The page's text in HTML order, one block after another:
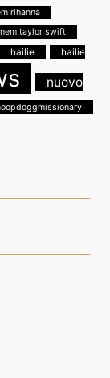
rihanna
taylor swift
hailie hailie
nuovo